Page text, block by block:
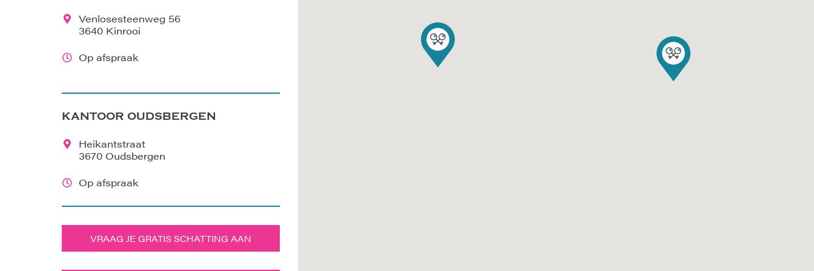
Venlosesteenweg 56
3640 Kinrooi
Op afspraak
KANTOOR OUDSBERGEN
Heikantstraat
3670 Oudsbergen
Op afspraak
VRAAG JE GRATIS SCHATTING AAN